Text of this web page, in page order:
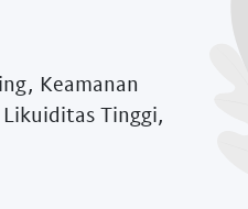
Keamanan
Tinggi,